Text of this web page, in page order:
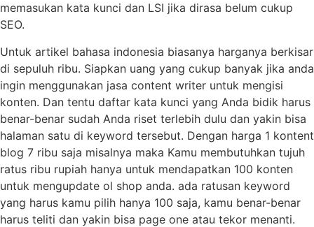
memasukan kata kunci dan LSI jika dirasa belum cukup
SEO.
Untuk artikel bahasa indonesia biasanya harganya berkisar
di sepuluh ribu. Siapkan uang yang cukup banyak jika anda
ingin menggunakan jasa content writer untuk mengisi
konten. Dan tentu daftar kata kunci yang Anda bidik harus
benar-benar sudah Anda riset terlebih dulu dan yakin bisa
halaman satu di keyword tersebut. Dengan harga 1 kontent
blog 7 ribu saja misalnya maka Kamu membutuhkan tujuh
ratus ribu rupiah hanya untuk mendapatkan 100 konten
untuk mengupdate ol shop anda. ada ratusan keyword
yang harus kamu pilih hanya 100 saja, kamu benar-benar
harus teliti dan yakin bisa page one atau tekor menanti.